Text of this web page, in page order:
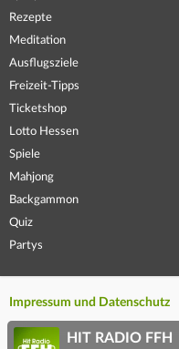
Rezepte
Meditation
Ausflugsziele
Freizeit-Tipps
Ticketshop
Lotto Hessen
Spiele
Mahjong
Backgammon
Quiz
Partys
Impressum und Datenschutz
HIT RADIO FFH